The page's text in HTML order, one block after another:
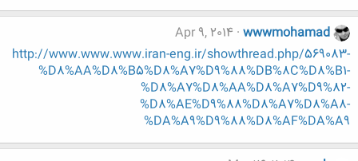
wwwmohamad
Apr 9, 2014
http://www.www.www.iran-eng.ir/showthread.php/569083-
%D8%AA%D8%B5%D8%A7%D9%88%DB%8C%D8%B1-
%D8%A7%D8%AA%D8%A7%D9%82-
%D8%AE%D9%88%D8%A7%D8%A8-
%DA%A9%D9%88%D8%AF%DA%A9